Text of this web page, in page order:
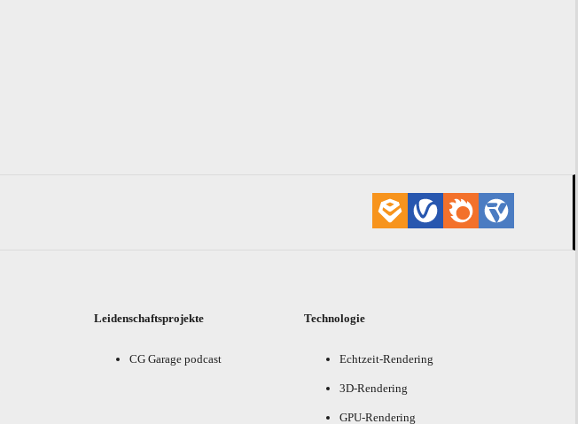
Leidenschaftsprojekte
CG Garage podcast
Technologie
Echtzeit-Rendering
3D-Rendering
GPU-Rendering